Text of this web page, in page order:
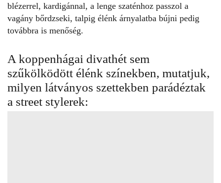
blézerrel, kardigánnal, a lenge szaténhoz passzol a
vagány bőrdzseki, talpig élénk árnyalatba bújni pedig
továbbra is menőség.
A koppenhágai divathét sem
szűkölködött élénk színekben, mutatjuk,
milyen látványos szettekben parádéztak
a street stylerek: